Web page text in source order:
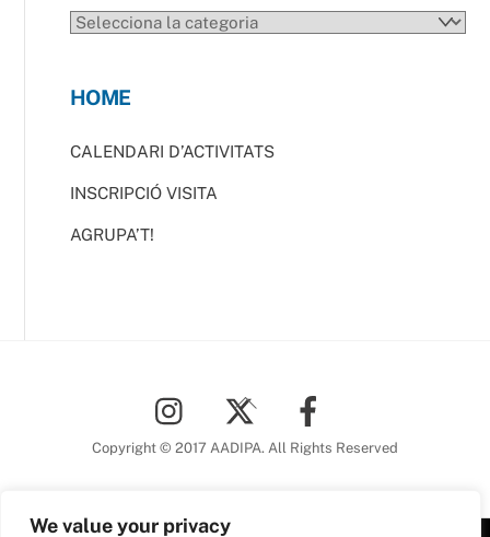
We value your privacy
CATEGORIES
HOME
CALENDARI D’ACTIVITATS
INSCRIPCIÓ VISITA
AGRUPA’T!
To
Top
Copyright © 2017 AADIPA. All Rights Reserved